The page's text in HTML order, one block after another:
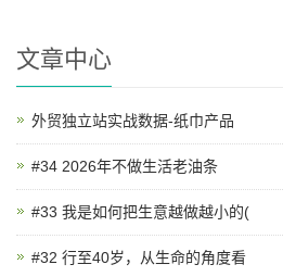
文章中心
外贸独立站实战数据-纸巾产品
#34 2026年不做生活老油条
#33 我是如何把生意越做越小的(
#32 行至40岁，从生命的角度看